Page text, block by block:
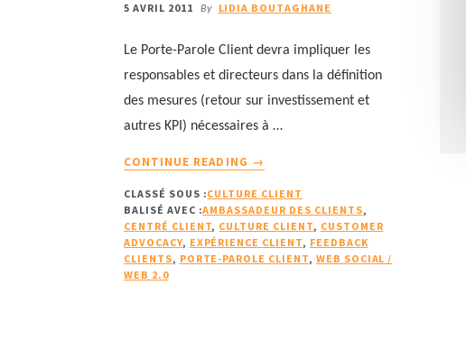
5 AVRIL 2011 By LIDIA BOUTAGHANE
Le Porte-Parole Client devra impliquer les
responsables et directeurs dans la définition
des mesures (retour sur investissement et
autres KPI) nécessaires à …
CONTINUE READING
PORTE-
PAROLE
CLIENT
:
→
CLASSÉ SOUS :CULTURE CLIENT
BALISÉ AVEC :AMBASSADEUR DES CLIENTS,
CENTRÉ CLIENT, CULTURE CLIENT, CUSTOMER
ADVOCACY, EXPÉRIENCE CLIENT, FEEDBACK
CLIENTS, PORTE-PAROLE CLIENT, WEB SOCIAL /
WEB 2.0